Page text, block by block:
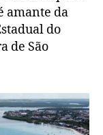
amante da
do
de São